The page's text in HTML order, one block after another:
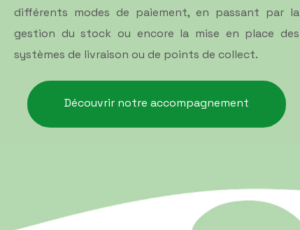
différents modes de paiement, en passant par la
gestion du stock ou encore la mise en place des
systèmes de livraison ou de points de collect.
Découvrir notre accompagnement